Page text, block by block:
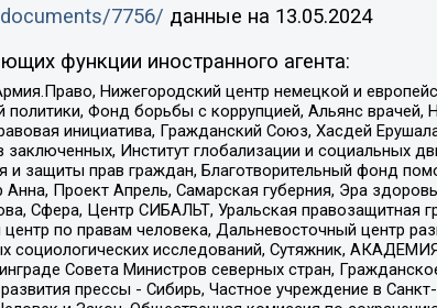
7756/ данные на 13.05.2024
функции иностранного агента:
Нижегородский центр немецкой и
политики, Фонд борьбы с коррупцией, Альянс
инициатива, Гражданский Союз, Хасдей
Институт глобализации и социальных
и защиты прав граждан, Благотворительный фонд
Анна, Проект Апрель, Самарская губерния, Эра
Сфера, Центр СИБАЛЬТ, Уральская правозащитная
по правам человека, Дальневосточный центр
социологических исследований, Сутяжник,
Совета Министров северных стран,
прессы - Сибирь, Частное учреждение в